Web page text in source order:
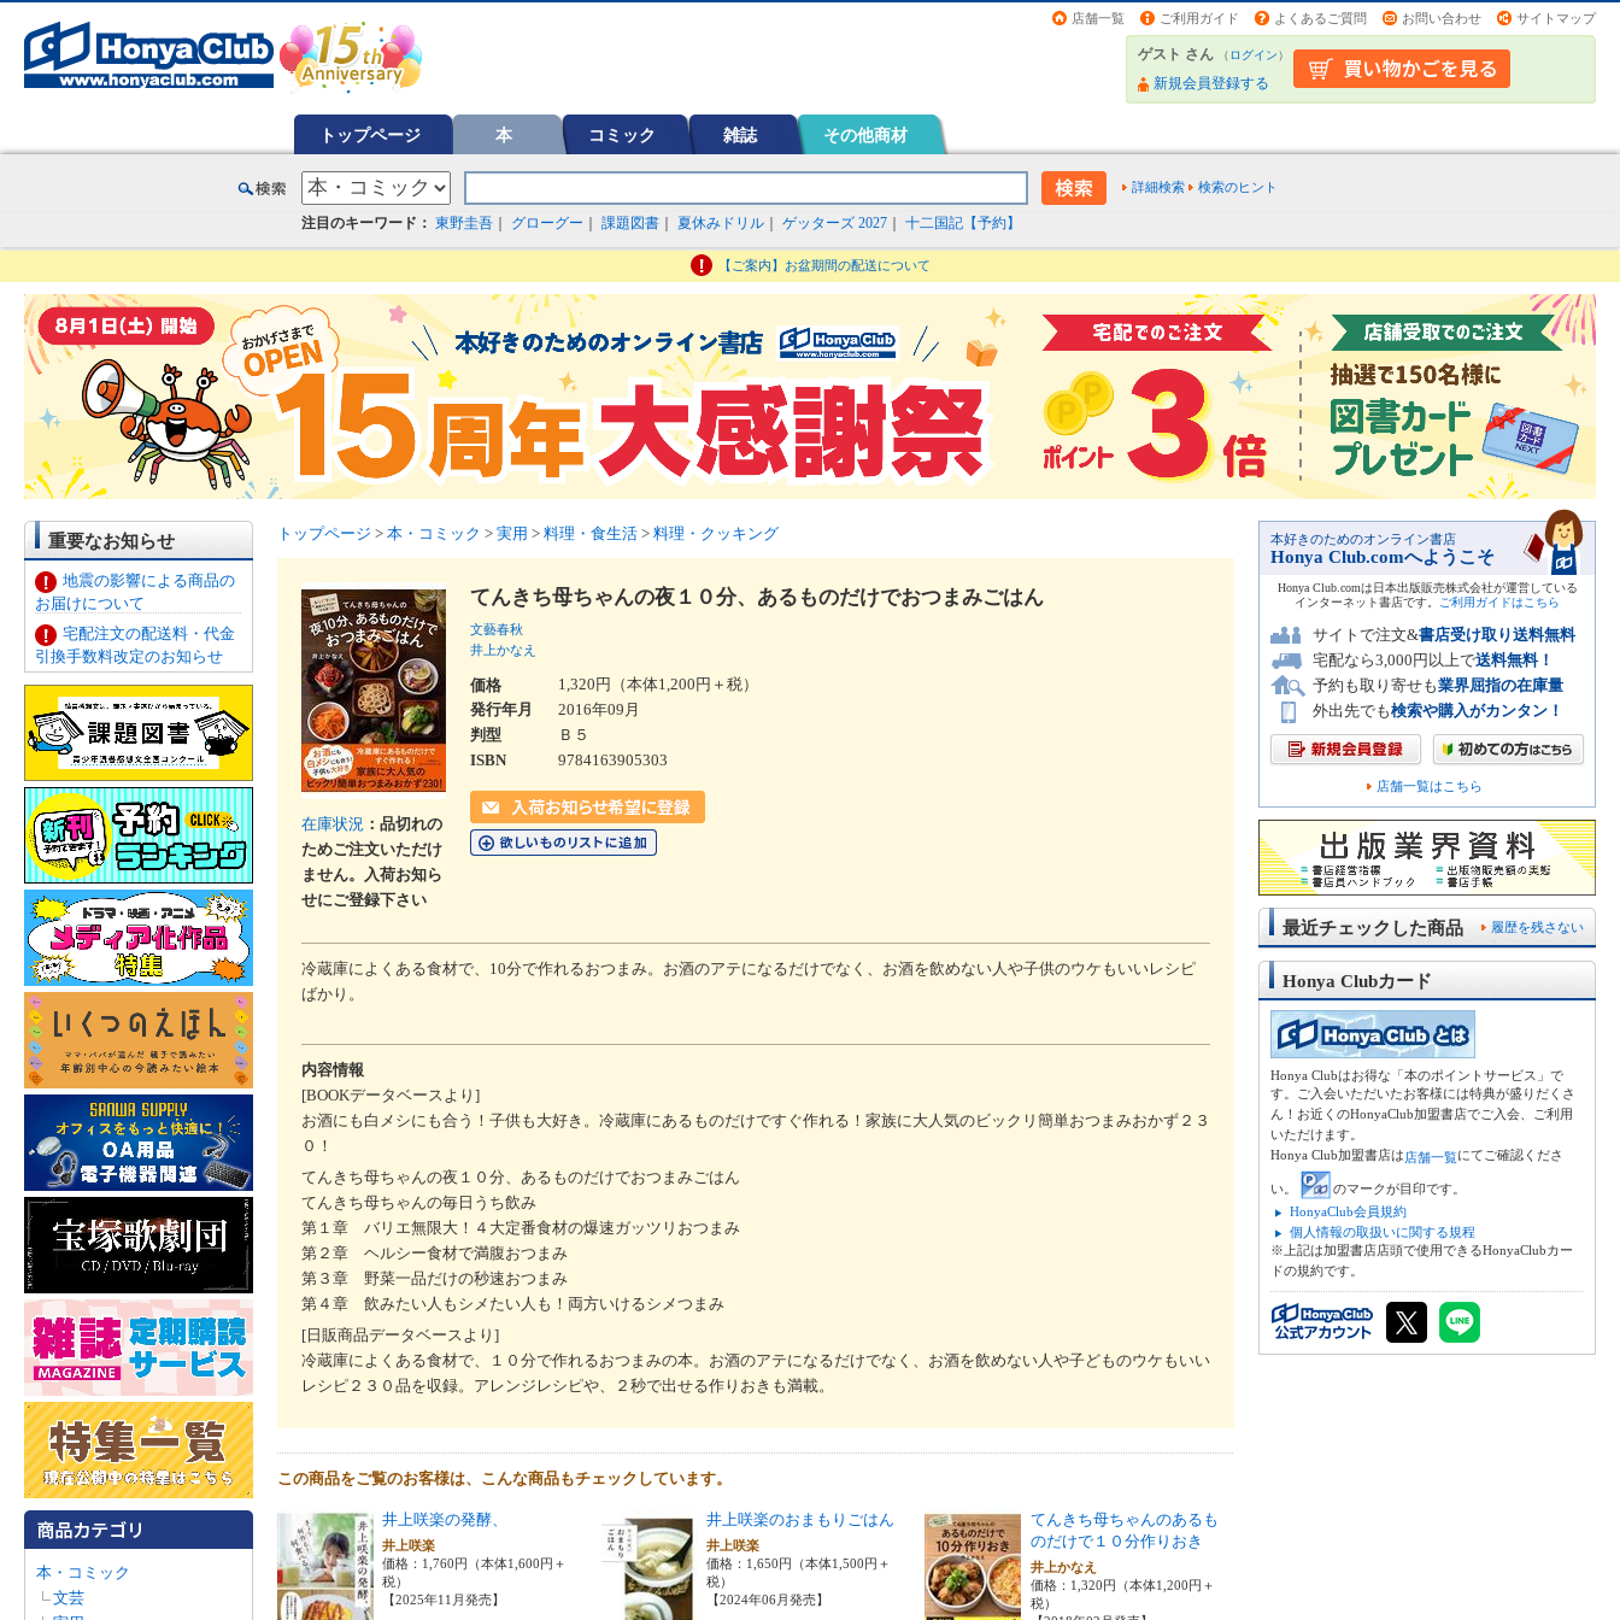
店舗一覧 ご利用ガイド よくあるご質問 お問い合わせ サイトマップ
ゲスト さん （ログイン）
新規会員登録する
トップページ 本 コミック 雑誌 その他商材
詳細検索 検索のヒント
注目のキーワード： 東野圭吾 グローグー 課題図書 夏休みドリル ゲッターズ 2027 十二国記【予約】
【ご案内】お盆期間の配送について
重要なお知らせ
地震の影響による商品の
お届けについて
宅配注文の配送料・代金
引換手数料改定のお知らせ
本・コミック
文芸
トップページ > 本・コミック > 実用 > 料理・食生活 > 料理・クッキング
在庫状況 ：品切れの
ためご注文いただけ
ません。入荷お知ら
せにご登録下さい
てんきち母ちゃんの夜１０分、あるものだけでおつまみごはん
文藝春秋
井上かなえ
価格
1,320円（本体1,200円＋税）
発行年月
2016年09月
判型
Ｂ５
ISBN
9784163905303
冷蔵庫によくある食材で、10分で作れるおつまみ。お酒のアテになるだけでなく、お酒を飲めない人や子供のウケもいいレシピ
ばかり。
内容情報
[BOOKデータベースより]
お酒にも白メシにも合う！子供も大好き。冷蔵庫にあるものだけですぐ作れる！家族に大人気のビックリ簡単おつまみおかず２３
０！
てんきち母ちゃんの夜１０分、あるものだけでおつまみごはん
てんきち母ちゃんの毎日うち飲み
第１章 バリエ無限大！４大定番食材の爆速ガッツリおつまみ
第２章 ヘルシー食材で満腹おつまみ
第３章 野菜一品だけの秒速おつまみ
第４章 飲みたい人もシメたい人も！両方いけるシメつまみ
[日販商品データベースより]
冷蔵庫によくある食材で、１０分で作れるおつまみの本。お酒のアテになるだけでなく、お酒を飲めない人や子どものウケもいい
レシピ２３０品を収録。アレンジレシピや、２秒で出せる作りおきも満載。
この商品をご覧のお客様は、こんな商品もチェックしています。
井上咲楽の発酵、
井上咲楽
価格：1,760円（本体1,600円＋
税）
【2025年11月発売】
井上咲楽のおまもりごはん
井上咲楽
価格：1,650円（本体1,500円＋
税）
【2024年06月発売】
てんきち母ちゃんのあるも
のだけで１０分作りおき
井上かなえ
価格：1,320円（本体1,200円＋
税）
本好きのためのオンライン書店
Honya Club.comへようこそ
Honya Club.comは日本出版販売株式会社が運営している
インターネット書店です。
ご利用ガイドはこちら
サイトで注文&書店受け取り送料無料
宅配なら3,000円以上で送料無料！
予約も取り寄せも業界屈指の在庫量
外出先でも検索や購入がカンタン！
店舗一覧はこちら
履歴を残さない
最近チェックした商品
Honya Clubカード
Honya Clubはお得な「本のポイントサービス」で
す。ご入会いただいたお客様には特典が盛りだくさ
ん！お近くのHonyaClub加盟書店でご入会、ご利用
いただけます。
Honya Club加盟書店は店舗一覧にてご確認くださ
い。
のマークが目印です。
HonyaClub会員規約
個人情報の取扱いに関する規程
※上記は加盟書店店頭で使用できるHonyaClubカー
ドの規約です。